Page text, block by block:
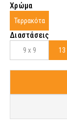
Χρώμα
Τερρακότα
Διαστάσεις
9 x 9 13